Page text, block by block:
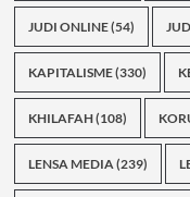
JUDI ONLINE(54)
KAPITALISME(330)
KHILAFAH(108)
LENSA MEDIA(239)